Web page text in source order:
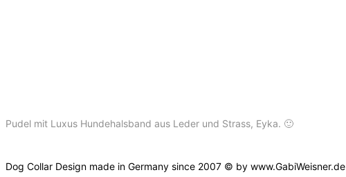
Pudel mit Luxus Hundehalsband aus Leder und Strass, Eyka. 🙂
Dog Collar Design made in Germany since 2007 © by www.GabiWeisner.de